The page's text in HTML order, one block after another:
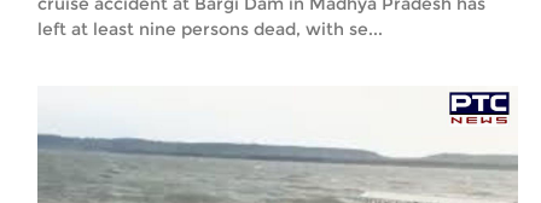
left at least nine persons dead, with se...